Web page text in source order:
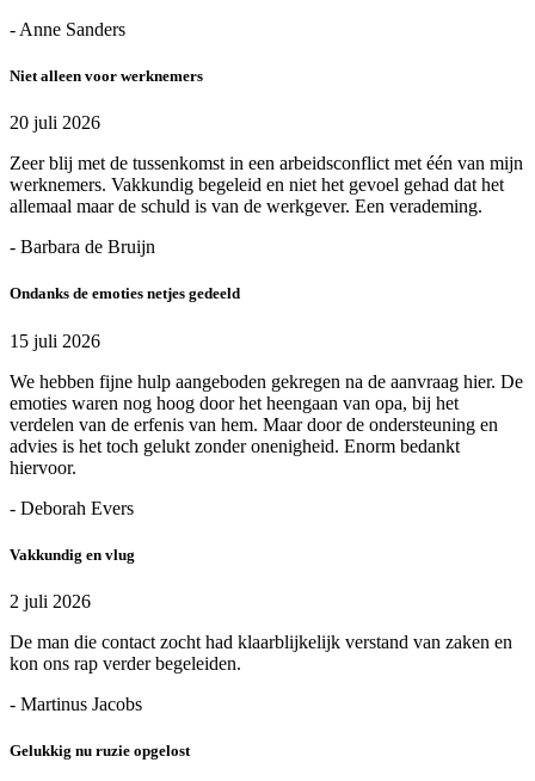
- Anne Sanders
Niet alleen voor werknemers
20 juli 2026
Zeer blij met de tussenkomst in een arbeidsconflict met één van mijn
werknemers. Vakkundig begeleid en niet het gevoel gehad dat het
allemaal maar de schuld is van de werkgever. Een verademing.
- Barbara de Bruijn
Ondanks de emoties netjes gedeeld
15 juli 2026
We hebben fijne hulp aangeboden gekregen na de aanvraag hier. De
emoties waren nog hoog door het heengaan van opa, bij het
verdelen van de erfenis van hem. Maar door de ondersteuning en
advies is het toch gelukt zonder onenigheid. Enorm bedankt
hiervoor.
- Deborah Evers
Vakkundig en vlug
2 juli 2026
De man die contact zocht had klaarblijkelijk verstand van zaken en
kon ons rap verder begeleiden.
- Martinus Jacobs
Gelukkig nu ruzie opgelost